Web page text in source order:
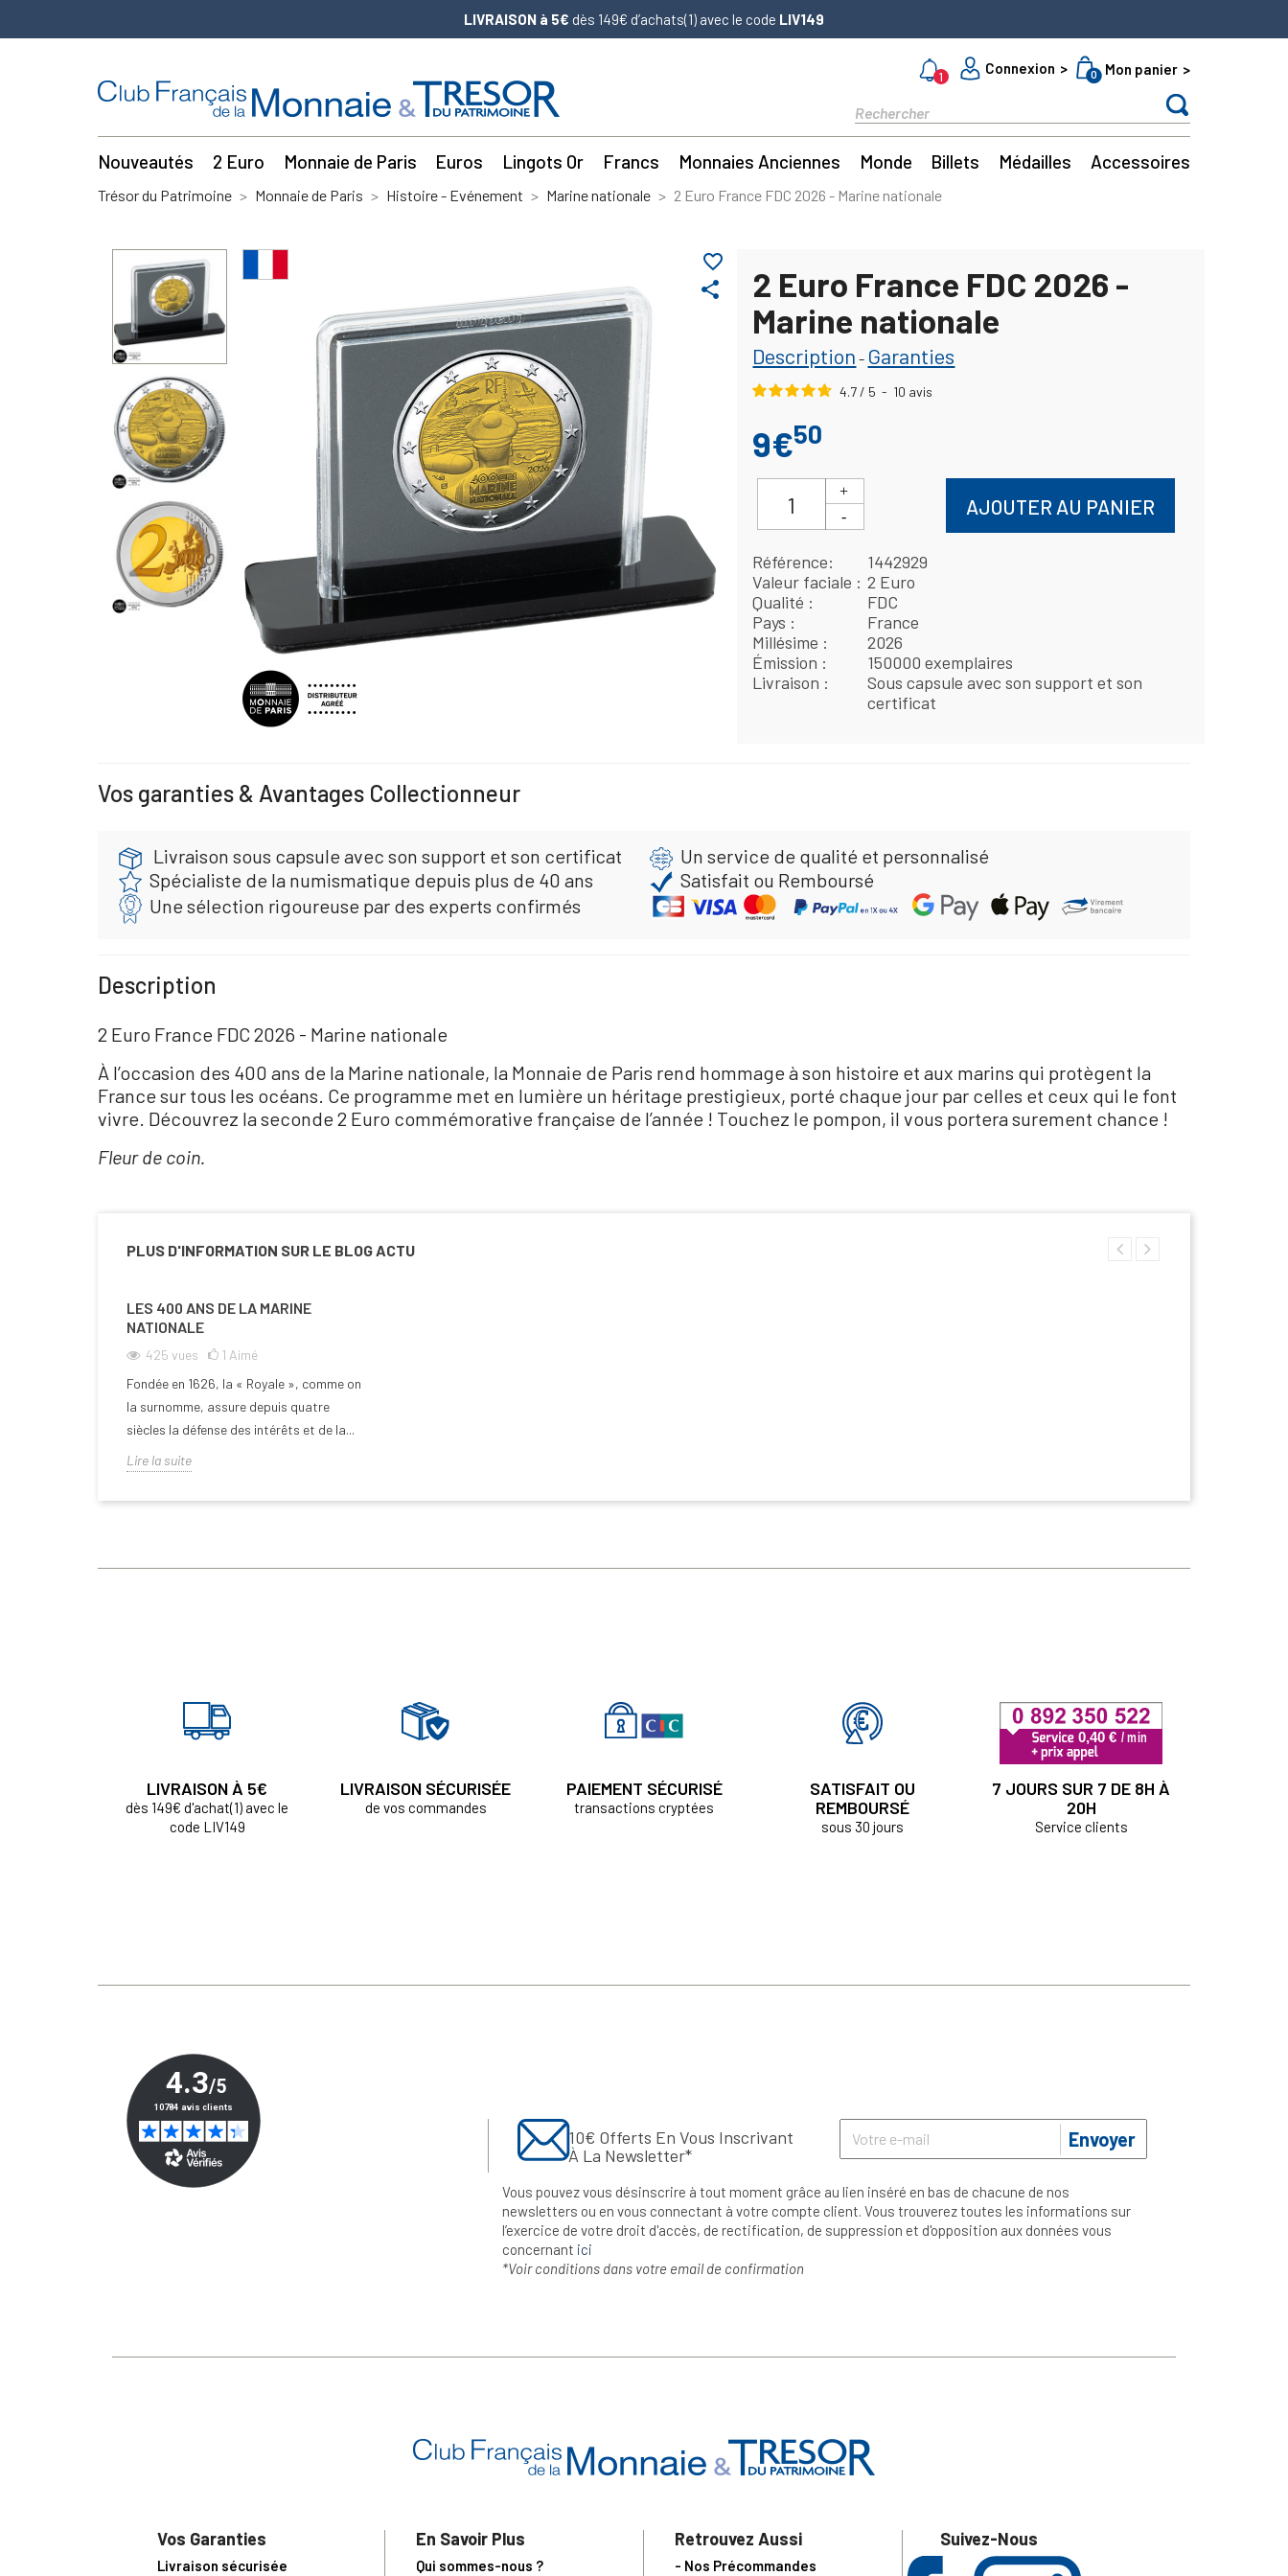
LIVRAISON à 5€ dès 149€ d’achats(1) avec le code LIV149
1
Connexion 0 Mon panier
Nouveautés 2 Euro Monnaie de Paris Euros Lingots Or Francs Monnaies Anciennes Monde Billets Médailles Accessoires
Trésor du Patrimoine Monnaie de Paris Histoire - Evénement Marine nationale 2 Euro France FDC 2026 - Marine nationale
share
favorite_border
2 Euro France FDC 2026 -
Marine nationale
Description - Garanties
4.7 / 5 - 10 avis
9€50
AJOUTER AU PANIER
Référence
1442929
Valeur faciale
2 Euro
Qualité
FDC
Pays
France
Millésime
2026
Émission
150000 exemplaires
Livraison
Sous capsule avec son support et son
certificat
Vos garanties & Avantages Collectionneur
Livraison sous capsule avec son support et son certificat
Un service de qualité et personnalisé
Spécialiste de la numismatique depuis plus de 40 ans
Satisfait ou Remboursé
Une sélection rigoureuse par des experts confirmés
Description
2 Euro France FDC 2026 - Marine nationale
À l’occasion des 400 ans de la Marine nationale, la Monnaie de Paris rend hommage à son histoire et aux marins qui protègent la
France sur tous les océans. Ce programme met en lumière un héritage prestigieux, porté chaque jour par celles et ceux qui le font
vivre. Découvrez la seconde 2 Euro commémorative française de l’année ! Touchez le pompon, il vous portera surement chance !
Fleur de coin.
PLUS D'INFORMATION SUR LE BLOG ACTU
LES 400 ANS DE LA MARINE
NATIONALE
425 vues 1 Aimé
Fondée en 1626, la « Royale », comme on
la surnomme, assure depuis quatre
siècles la défense des intérêts et de la...
Lire la suite
LIVRAISON À 5€
dès 149€ d'achat(1) avec le
code LIV149
LIVRAISON SÉCURISÉE
de vos commandes
PAIEMENT SÉCURISÉ
transactions cryptées
SATISFAIT OU
REMBOURSÉ
sous 30 jours
7 JOURS SUR 7 DE 8H À
20H
Service clients
10€ Offerts En Vous Inscrivant
À La Newsletter*
Envoyer
Vous pouvez vous désinscrire à tout moment grâce au lien inséré en bas de chacune de nos
newsletters ou en vous connectant à votre compte client. Vous trouverez toutes les informations sur
l’exercice de votre droit d'accès, de rectification, de suppression et d'opposition aux données vous
concernant ici
*Voir conditions dans votre email de confirmation
Vos Garanties
Livraison sécurisée
En Savoir Plus
Qui sommes-nous ?
Retrouvez Aussi
- Nos Précommandes
Suivez-Nous